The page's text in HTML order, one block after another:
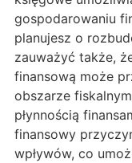
gospodarowaniu
planujesz o
zauważyć także,
finansową może
obszarze
płynnością
finansowy
wpływów, co